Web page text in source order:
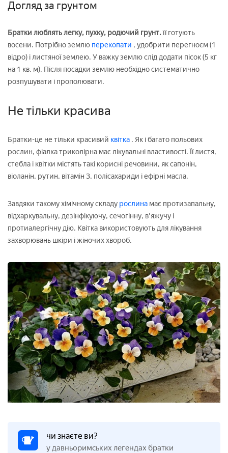
Догляд за грунтом
Братки люблять легку, пухку, родючий грунт.її готують
восени. Потрібно землю перекопати , удобрити перегноєм (1
відро) і листяної землею. У важку землю слід додати пісок (5 кг
на 1 кв. м). Після посадки землю необхідно систематично
розпушувати і прополювати.
Не тільки красива
Братки-це не тільки красивий квітка . Як і багато польових
рослин, фіалка триколірна має лікувальні властивості. Її листя,
стебла і квітки містять такі корисні речовини, як сапонін,
віоланін, рутин, вітамін З, полісахариди і ефірні масла.
Завдяки такому хімічному складу рослина має протизапальну,
відхаркувальну, дезінфікуючу, сечогінну, в'яжучу і
протиалергічну дію. Квітка використовують для лікування
захворювань шкіри і жіночих хвороб.
чи знаєте ви?
у давньоримських легендах братки